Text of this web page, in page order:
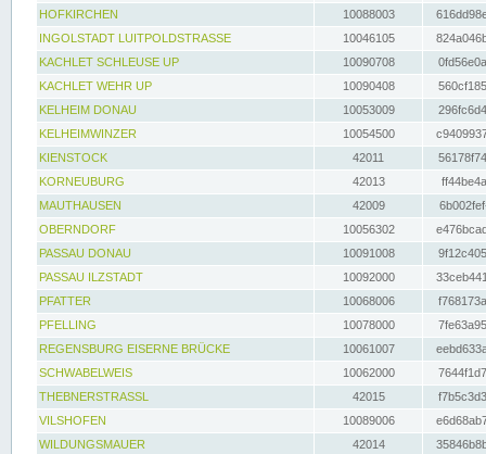
HOFKIRCHEN
10088003
INGOLSTADT LUITPOLDSTRASSE
10046105
KACHLET SCHLEUSE UP
10090708
KACHLET WEHR UP
10090408
KELHEIM DONAU
10053009
KELHEIMWINZER
10054500
KIENSTOCK
42011
KORNEUBURG
42013
MAUTHAUSEN
42009
OBERNDORF
10056302
PASSAU DONAU
10091008
PASSAU ILZSTADT
10092000
PFATTER
10068006
PFELLING
10078000
REGENSBURG EISERNE BRÜCKE
10061007
SCHWABELWEIS
10062000
THEBNERSTRASSL
42015
VILSHOFEN
10089006
WILDUNGSMAUER
42014